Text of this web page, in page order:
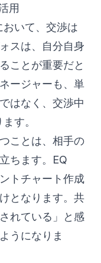
用
いて、交渉は
スは、自分自身
ことが重要だと
ージャーも、単
はなく、交渉中
す。
ことは、相手の
ちます。EQ
トチャート作成
となります。共
れている」と感
うになりま